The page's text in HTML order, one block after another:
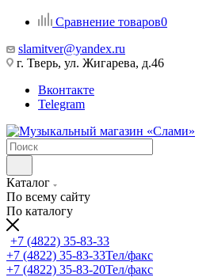
Сравнение товаров0
slamitver@yandex.ru
г. Тверь, ул. Жигарева, д.46
Вконтакте
Telegram
Каталог
По всему сайту
По каталогу
+7 (4822) 35-83-33
+7 (4822) 35-83-33Тел/факс
+7 (4822) 35-83-20Тел/факс